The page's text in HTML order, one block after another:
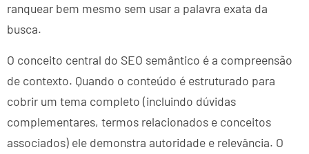
ranquear bem mesmo sem usar a palavra exata da
busca.
O conceito central do SEO semântico é a compreensão
de contexto. Quando o conteúdo é estruturado para
cobrir um tema completo (incluindo dúvidas
complementares, termos relacionados e conceitos
associados) ele demonstra autoridade e relevância. O